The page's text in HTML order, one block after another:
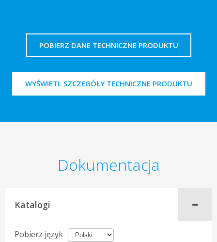
POBIERZ DANE TECHNICZNE PRODUKTU
WYŚWIETL SZCZEGÓŁY TECHNICZNE PRODUKTU
Dokumentacja
Katalogi
Pobierz język